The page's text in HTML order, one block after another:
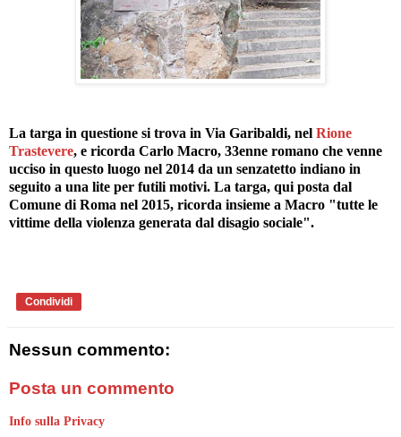
La targa in questione si trova in Via Garibaldi, nel Rione
Trastevere, e ricorda Carlo Macro, 33enne romano che venne
ucciso in questo luogo nel 2014 da un senzatetto indiano in
seguito a una lite per futili motivi. La targa, qui posta dal
Comune di Roma nel 2015, ricorda insieme a Macro "tutte le
vittime della violenza generata dal disagio sociale".
Condividi
Nessun commento:
Posta un commento
Info sulla Privacy